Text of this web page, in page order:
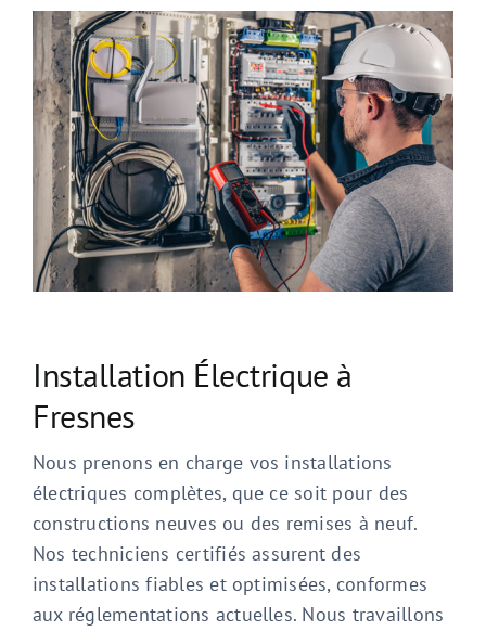
Installation Électrique à
Fresnes
Nous prenons en charge vos installations
électriques complètes, que ce soit pour des
constructions neuves ou des remises à neuf.
Nos techniciens certifiés assurent des
installations fiables et optimisées, conformes
aux réglementations actuelles. Nous travaillons